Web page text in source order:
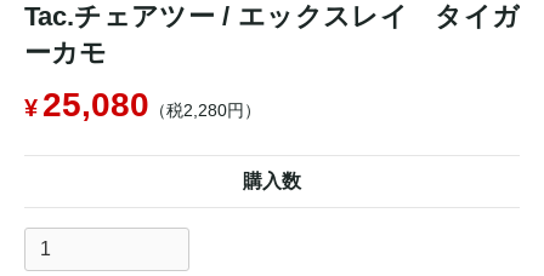
Tac.チェアツー / エックスレイ タイガ
ーカモ
25,080 （税2,280円）
購入数